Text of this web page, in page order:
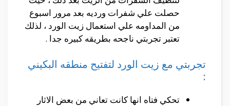
حصلت علي شفرات ورديه بعد مرور اسبوع
من المداومه علي استعمال زيت الورد ، لذلك
تعتبر تجربتي ناجحه بطريقه كبيره جدا .
تجربتي مع زيت الورد لتفتيح منطقه البكيني
:
تحكي فتاه انها كانت تعاني من بعض الاثار